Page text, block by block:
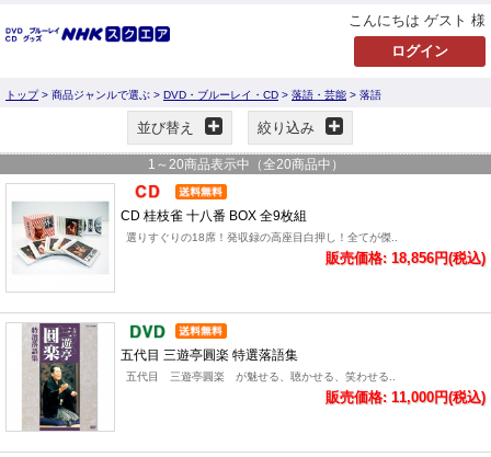
こんにちは ゲスト 様
トップ> 商品ジャンルで選ぶ > DVD・ブルーレイ・CD > 落語・芸能 > 落語
並び替え 絞り込み
1 ～ 20商品表示中（全20商品中）
CD 桂枝雀 十八番 BOX 全9枚組
選りすぐりの18席！発収録の高座目白押し！全てが傑..
販売価格: 18,856円(税込)
五代目 三遊亭圓楽 特選落語集
五代目 三遊亭圓楽 が魅せる、聴かせる、笑わせる..
販売価格: 11,000円(税込)